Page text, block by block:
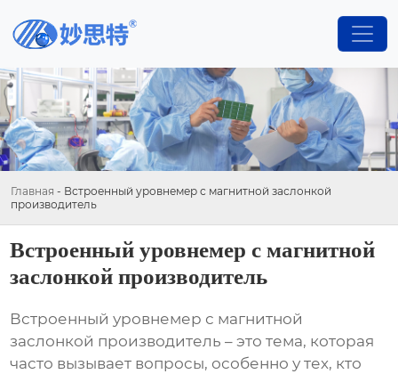
Главная - Встроенный уровнемер с магнитной заслонкой
производитель
Встроенный уровнемер с магнитной
заслонкой производитель
Встроенный уровнемер с магнитной
заслонкой производитель – это тема, которая
часто вызывает вопросы, особенно у тех, кто